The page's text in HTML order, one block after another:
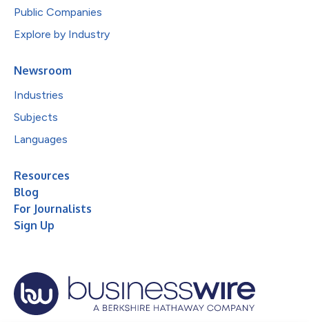
Public Companies
Explore by Industry
Newsroom
Industries
Subjects
Languages
Resources
Blog
For Journalists
Sign Up